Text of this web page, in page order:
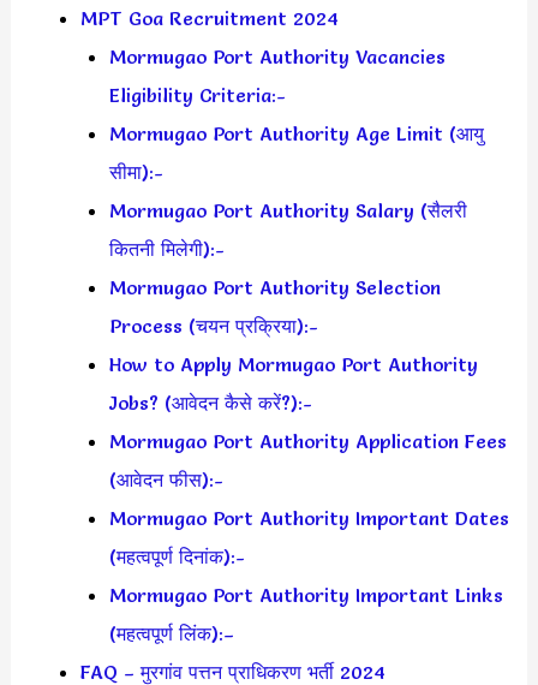
MPT Goa Recruitment 2024
Mormugao Port Authority Vacancies
Eligibility Criteria:-
Mormugao Port Authority Age Limit (आयु
सीमा):-
Mormugao Port Authority Salary (सैलरी
कितनी मिलेगी):-
Mormugao Port Authority Selection
Process (चयन प्रक्रिया):-
How to Apply Mormugao Port Authority
Jobs? (आवेदन कैसे करें?):-
Mormugao Port Authority Application Fees
(आवेदन फीस):-
Mormugao Port Authority Important Dates
(महत्वपूर्ण दिनांक):-
Mormugao Port Authority Important Links
(महत्वपूर्ण लिंक):–
FAQ – मुरगांव पत्तन प्राधिकरण भर्ती 2024